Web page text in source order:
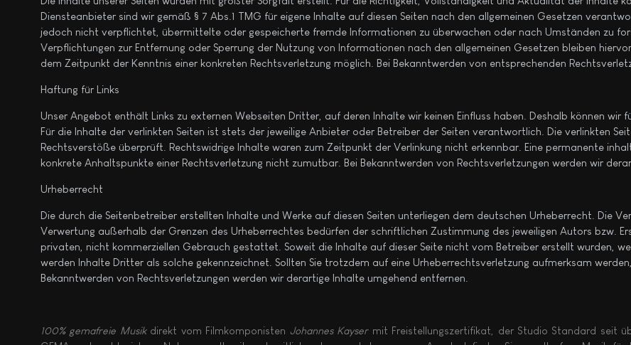
Diensteanbieter sind wir gemäß § 7 Abs.1 TMG für eigene Inhalte auf diesen Seiten nach den allgemeinen Gesetzen
jedoch nicht verpflichtet, übermittelte oder gespeicherte fremde Informationen zu überwachen oder nach Umständen zu
Verpflichtungen zur Entfernung oder Sperrung der Nutzung von Informationen nach den allgemeinen Gesetzen bleiben
dem Zeitpunkt der Kenntnis einer konkreten Rechtsverletzung möglich. Bei Bekanntwerden von entsprechenden
Haftung für Links
Unser Angebot enthält Links zu externen Webseiten Dritter, auf deren Inhalte wir keinen Einfluss haben. Deshalb können wir
Für die Inhalte der verlinkten Seiten ist stets der jeweilige Anbieter oder Betreiber der Seiten verantwortlich. Die verlinkten
Rechtsverstöße überprüft. Rechtswidrige Inhalte waren zum Zeitpunkt der Verlinkung nicht erkennbar. Eine permanente
konkrete Anhaltspunkte einer Rechtsverletzung nicht zumutbar. Bei Bekanntwerden von Rechtsverletzungen werden wir
Urheberrecht
Die durch die Seitenbetreiber erstellten Inhalte und Werke auf diesen Seiten unterliegen dem deutschen Urheberrecht. Die
Verwertung außerhalb der Grenzen des Urheberrechtes bedürfen der schriftlichen Zustimmung des jeweiligen Autors bzw.
privaten, nicht kommerziellen Gebrauch gestattet. Soweit die Inhalte auf dieser Seite nicht vom Betreiber erstellt wurden,
werden Inhalte Dritter als solche gekennzeichnet. Sollten Sie trotzdem auf eine Urheberrechtsverletzung aufmerksam
Bekanntwerden von Rechtsverletzungen werden wir derartige Inhalte umgehend entfernen.
100% gemafreie Musikdirekt vom Filmkomponisten Johannes Kaysermit Freistellungszertifikat, der Studio Standard seit